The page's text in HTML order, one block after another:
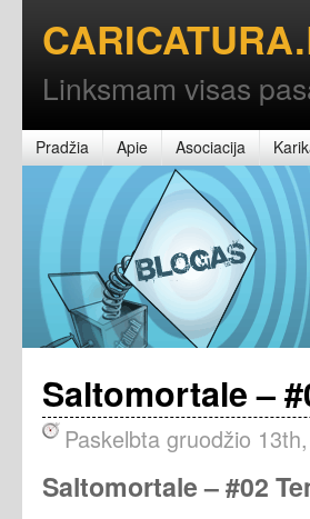
Linksmam visas
Pradžia Apie Asociacija
Saltomortale –
Paskelbta gruodžio
Saltomortale – #02